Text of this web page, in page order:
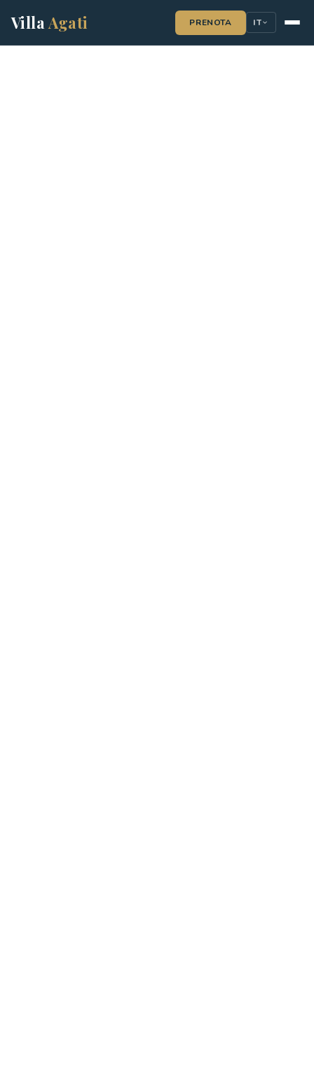
Villa Agati PRENOTA IT